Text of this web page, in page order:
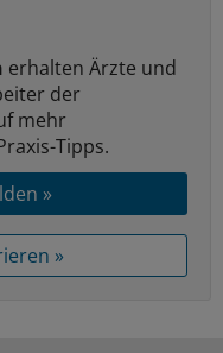
erhalten Ärzte und
der
mehr
Tipps.
»
»